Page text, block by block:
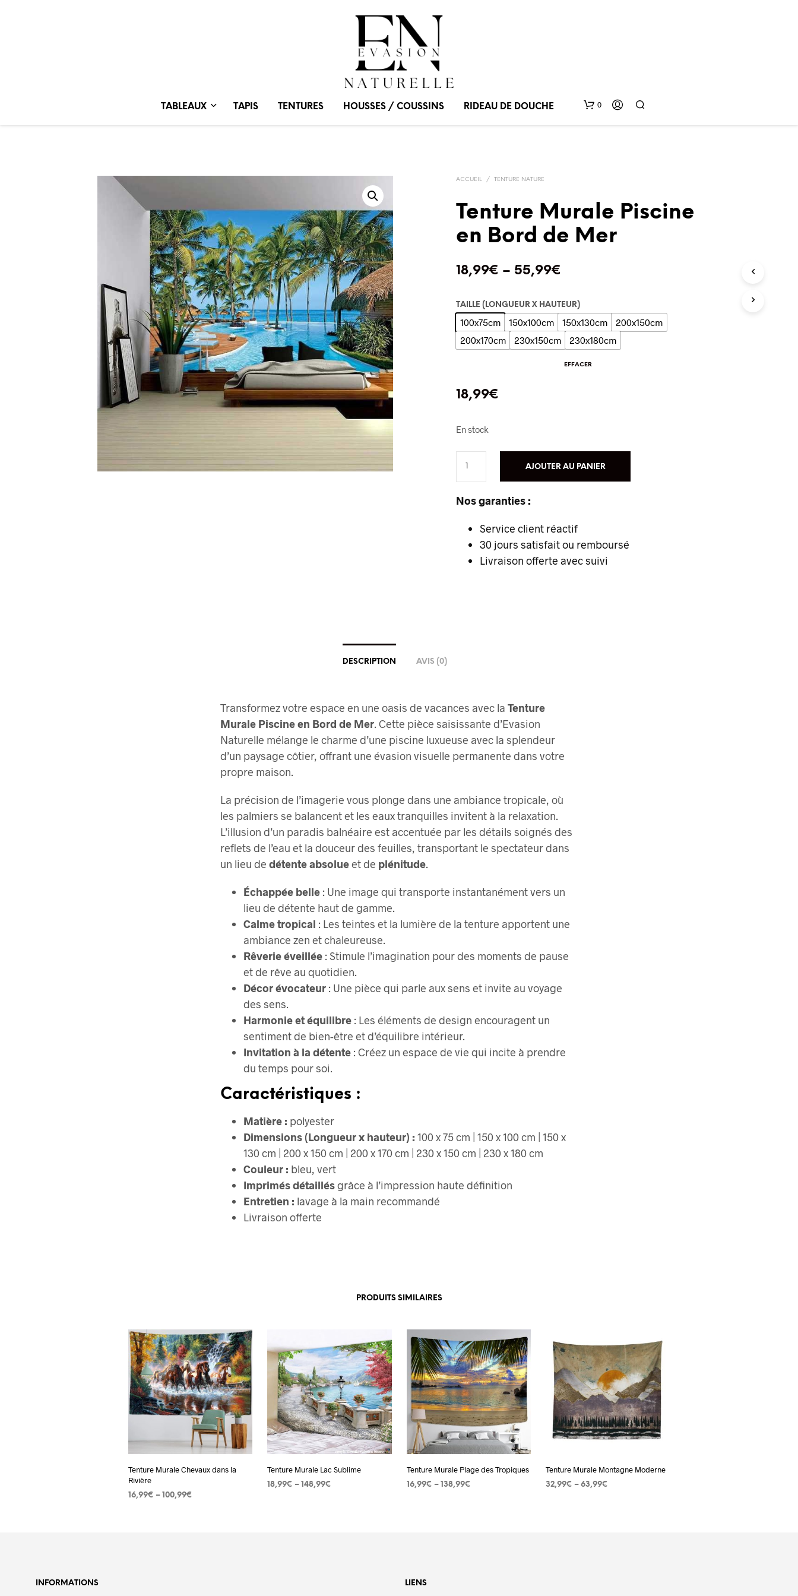
TABLEAUX TAPIS TENTURES HOUSSES / COUSSINS RIDEAU DE DOUCHE 0
A
N
E
.
ACCUEIL / TENTURE NATURE
Tenture Murale Piscine
en Bord de Mer
18,99€ – 55,99€
TAILLE (LONGUEUR X HAUTEUR)
100x75cm 150x100cm 150x130cm
200x150cm
200x170cm
230x150cm 230x180cm
EFFACER
18,99€
En stock
AJOUTER AU PANIER
Nos garanties :
Service client réactif
30 jours satisfait ou remboursé
Livraison offerte avec suivi
DESCRIPTION AVIS (0)
Transformez votre espace en une oasis de vacances avec la Tenture
Murale Piscine en Bord de Mer. Cette pièce saisissante d’Evasion
Naturelle mélange le charme d’une piscine luxueuse avec la splendeur
d’un paysage côtier, offrant une évasion visuelle permanente dans votre
propre maison.
La précision de l’imagerie vous plonge dans une ambiance tropicale, où
les palmiers se balancent et les eaux tranquilles invitent à la relaxation.
L’illusion d’un paradis balnéaire est accentuée par les détails soignés des
reflets de l’eau et la douceur des feuilles, transportant le spectateur dans
un lieu de détente absolueet de plénitude.
Échappée belle : Une image qui transporte instantanément vers un
lieu de détente haut de gamme.
Calme tropical : Les teintes et la lumière de la tenture apportent une
ambiance zen et chaleureuse.
Rêverie éveillée : Stimule l’imagination pour des moments de pause
et de rêve au quotidien.
Décor évocateur : Une pièce qui parle aux sens et invite au voyage
des sens.
Harmonie et équilibre : Les éléments de design encouragent un
sentiment de bien-être et d’équilibre intérieur.
Invitation à la détente : Créez un espace de vie qui incite à prendre
du temps pour soi.
Caractéristiques :
Matière : polyester
Dimensions (Longueur x hauteur) : 100 x 75 cm | 150 x 100 cm | 150 x
130 cm | 200 x 150 cm | 200 x 170 cm | 230 x 150 cm | 230 x 180 cm
Couleur : bleu, vert
Imprimés détaillésgrâce à l’impression haute définition
Entretien : lavage à la main recommandé
Livraison offerte
PRODUITS SIMILAIRES
Tenture Murale Chevaux dans la
Rivière
16,99€ – 100,99€
Tenture Murale Lac Sublime
18,99€ – 148,99€
Tenture Murale Plage des Tropiques
16,99€ – 138,99€
Tenture Murale Montagne Moderne
32,99€ – 63,99€
INFORMATIONS LIENS